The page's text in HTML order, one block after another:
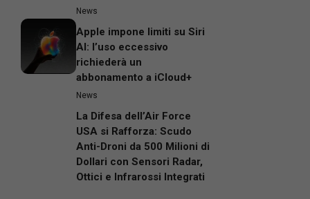
News
Apple impone limiti su Siri
AI: l’uso eccessivo
richiederà un
abbonamento a iCloud+
News
La Difesa dell’Air Force
USA si Rafforza: Scudo
Anti-Droni da 500 Milioni di
Dollari con Sensori Radar,
Ottici e Infrarossi Integrati